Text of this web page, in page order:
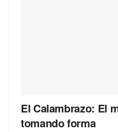
El Calambrazo: El
tomando forma